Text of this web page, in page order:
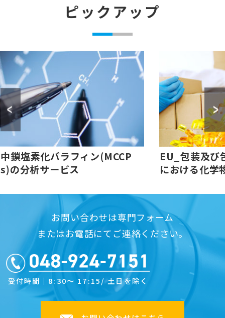
ピックアップ
中鎖塩素化パラフィン(MCCP
s)の分析サービス
EU_包装及び
における化学
お問い合わせは専門フォーム
またはお電話にてご連絡ください。
受付時間｜8:30～ 17:15/ 土日を除く